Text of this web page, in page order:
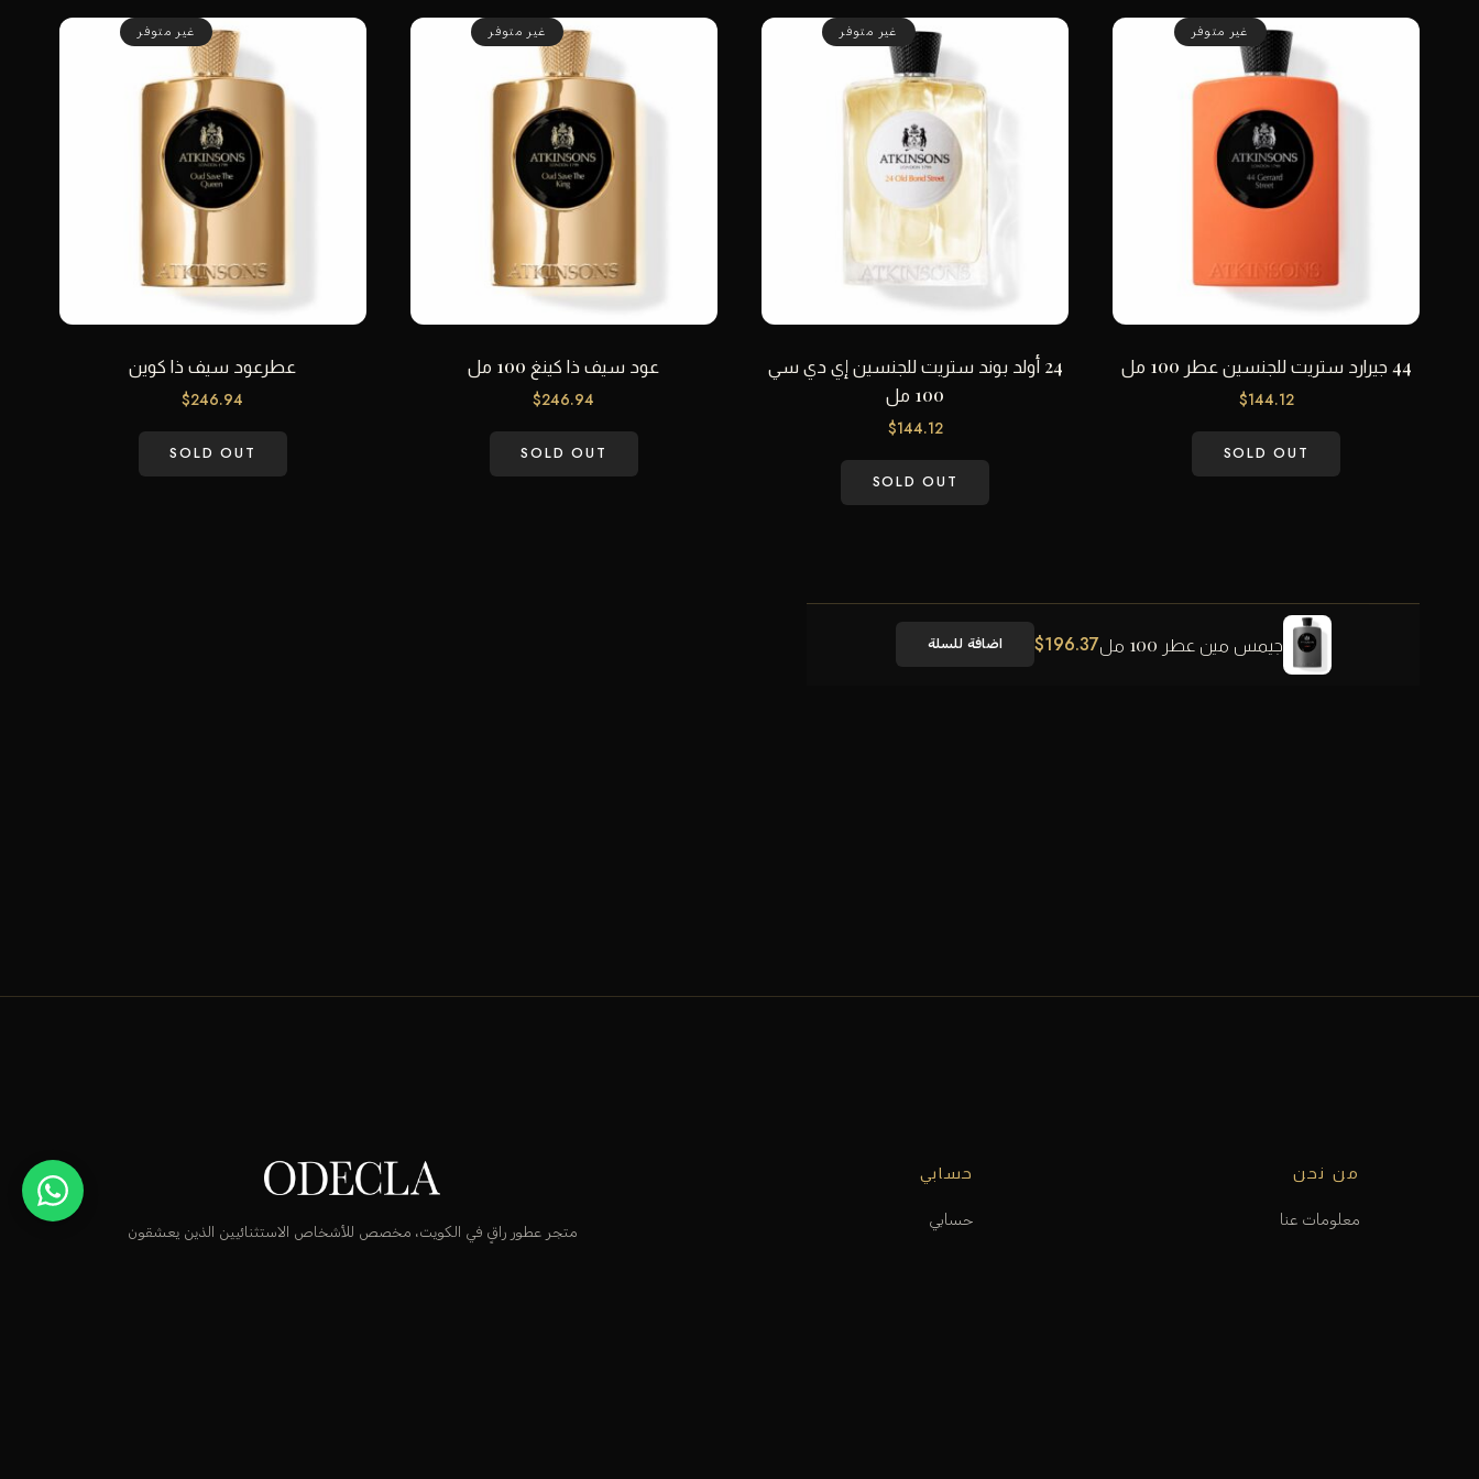
غير متوفر
44 جيرارد ستريت للجنسين عطر 100 مل
$144.12
SOLD OUT
غير متوفر
24 أولد بوند ستريت للجنسين إي دي سي
100 مل
$144.12
SOLD OUT
غير متوفر
عود سيف ذا كينغ 100 مل
$246.94
SOLD OUT
غير متوفر
عطرعود سيف ذا كوين
$246.94
SOLD OUT
جيمس مين عطر 100 مل $196.37 اضافة للسلة
من نحن
معلومات عنا
حسابي
حسابي
متجر عطور راقٍ في الكويت، مخصص للأشخاص الاستثنائيين الذين يعشقون